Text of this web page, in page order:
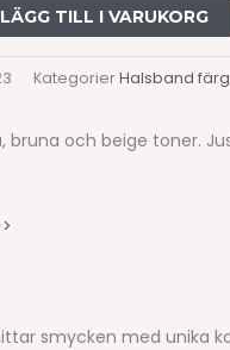
LÄGG TILL I VARUKORG
KategorierHalsband färg
bruna och beige toner.
smycken med unika